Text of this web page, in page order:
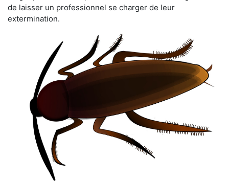
de laisser un professionnel se charger de leur
extermination.